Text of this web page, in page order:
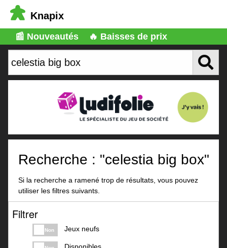
Knapix
📰 Nouveautés 🔥 Baisses de prix
Recherche : "celestia big box"
Si la recherche a ramené trop de résultats, vous pouvez
utiliser les filtres suivants.
Filtrer
Non Jeux neufs
Disponibles